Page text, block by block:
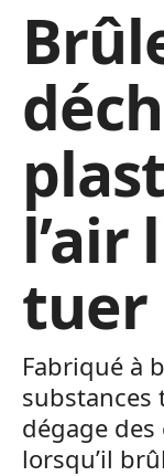
tuer
Fabriqué à
substances
dégage
lorsqu’il